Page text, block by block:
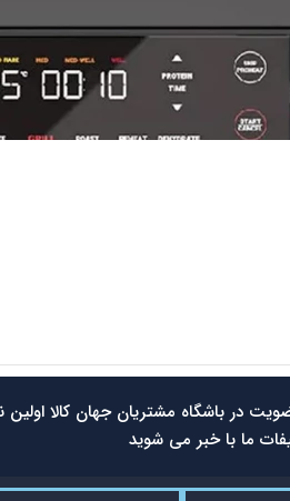
در باشگاه مشتریان جهان کالا اولین
ما با خبر می شوید